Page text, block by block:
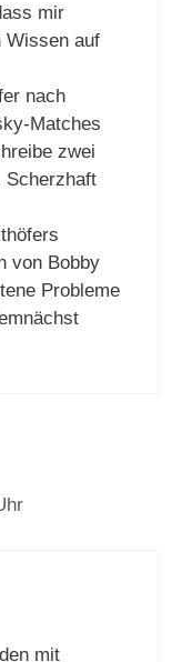
mir
Wissen auf
nach
Matches
zwei
Scherzhaft
von Bobby
Probleme
mit